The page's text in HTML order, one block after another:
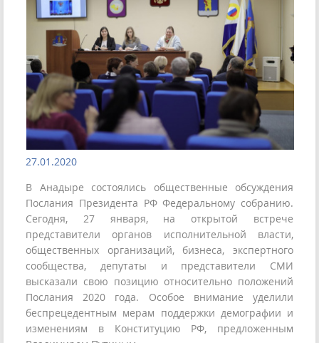
27.01.2020
В Анадыре состоялись общественные обсуждения
Послания Президента РФ Федеральному собранию.
Сегодня, 27 января, на открытой встрече
представители органов исполнительной власти,
общественных организаций, бизнеса, экспертного
сообщества, депутаты и представители СМИ
высказали свою позицию относительно положений
Послания 2020 года. Особое внимание уделили
беспрецедентным мерам поддержки демографии и
изменениям в Конституцию РФ, предложенным